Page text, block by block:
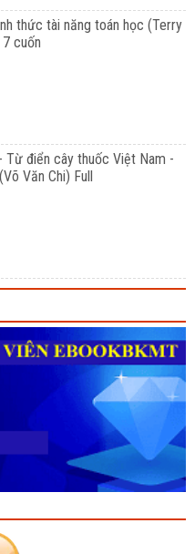
thức tài năng toán học (Terry
cuốn
Từ điển cây thuốc Việt Nam -
Văn Chi) Full